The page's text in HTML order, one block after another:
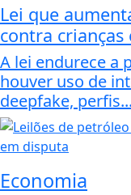
Lei que
contra crianças
A lei endurece a
houver uso de
deepfake, perfis...
Economia